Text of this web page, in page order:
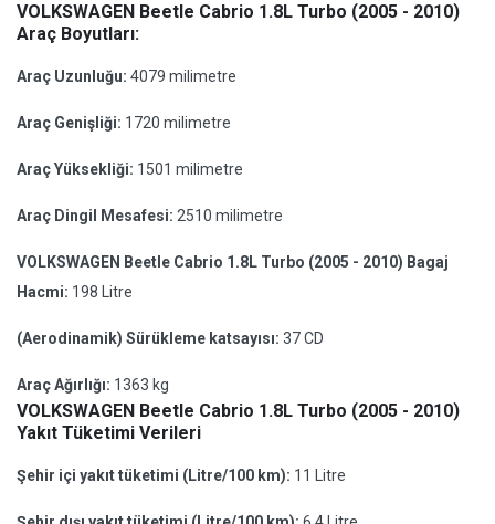
VOLKSWAGEN Beetle Cabrio 1.8L Turbo (2005 - 2010)
Araç Boyutları:
Araç Uzunluğu: 4079 milimetre
Araç Genişliği: 1720 milimetre
Araç Yüksekliği: 1501 milimetre
Araç Dingil Mesafesi: 2510 milimetre
VOLKSWAGEN Beetle Cabrio 1.8L Turbo (2005 - 2010) Bagaj
Hacmi: 198 Litre
(Aerodinamik) Sürükleme katsayısı: 37 CD
Araç Ağırlığı: 1363 kg
VOLKSWAGEN Beetle Cabrio 1.8L Turbo (2005 - 2010)
Yakıt Tüketimi Verileri
Şehir içi yakıt tüketimi (Litre/100 km): 11 Litre